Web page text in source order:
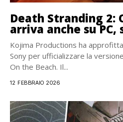
Death Stranding 2:
arriva anche su
Kojima Productions ha
Sony per ufficializzare la
On the Beach. Il...
12 FEBBRAIO 2026